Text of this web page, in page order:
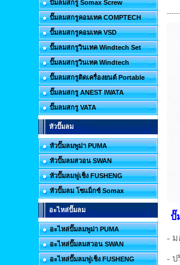
ปั๊มลมสกรู Somax Screw
ปั๊มลมสกรูคอมเทค COMPTECH
ปั๊มลมสกรูคอมเทค VSD
ปั๊มลมสกรูวินเทค Windtech Set
ปั๊มลมสกรูวินเทค Windtech
ปั๊มลมสกรูติดเครื่องยนต์ Portable
ปั๊มลมสกรู ANEST IWATA
ปั๊มลมสกรู VATA
หัวปั๊มลม
หัวปั๊มลมพูม่า PUMA
หัวปั๊มลมสวอน SWAN
หัวปั๊มลมฟูเช็ง FUSHENG
หัวปั๊มลม โซแม็กซ์ Somax
อะไหล่ปั๊มลม
อะไหล่ปั๊มลมพูม่า PUMA
อะไหล่ปั๊มลมสวอน SWAN
อะไหล่ปั๊มลมฟูเช็ง FUSHENG
ปั๊
- ม
- ป